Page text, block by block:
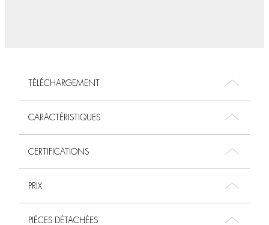
TÉLÉCHARGEMENT
CARACTÉRISTIQUES
CERTIFICATIONS
PRIX
PIÈCES DÉTACHÉES